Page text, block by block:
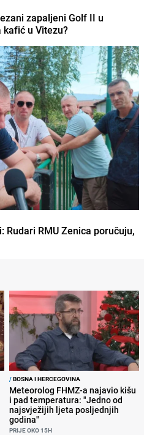
zapaljeni Golf II u
kafić u Vitezu?
RMU Zenica poručuju,
/BOSNA I HERCEGOVINA
Meteorolog FHMZ-a najavio kišu
i pad temperatura: "Jedno od
najsvježijih ljeta posljednjih
godina"
PRIJE OKO 15H